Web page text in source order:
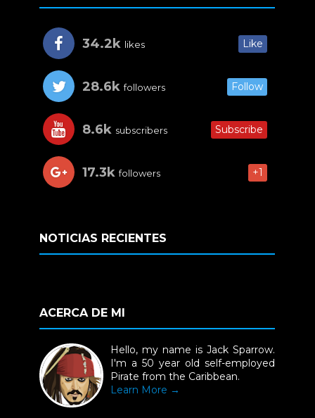
34.2k likes Like
28.6k followers Follow
8.6k subscribers Subscribe
17.3k followers +1
NOTICIAS RECIENTES
ACERCA DE MI
Hello, my name is Jack Sparrow.
I'm a 50 year old self-employed
Pirate from the Caribbean.
Learn More →